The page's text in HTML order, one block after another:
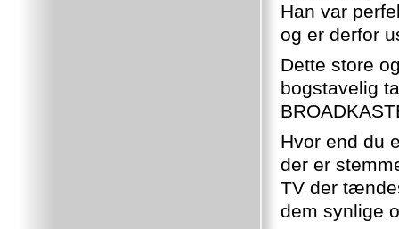
Han var
og er derfor
Dette store
bogstavelig
Hvor end du
der er
TV der
dem synlige